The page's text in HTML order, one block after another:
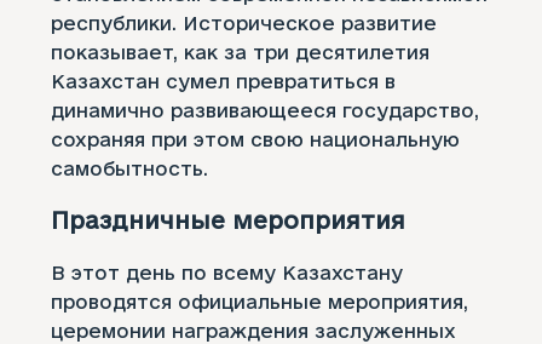
республики. Историческое развитие
показывает, как за три десятилетия
Казахстан сумел превратиться в
динамично развивающееся государство,
сохраняя при этом свою национальную
самобытность.
Праздничные мероприятия
В этот день по всему Казахстану
проводятся официальные мероприятия,
церемонии награждения заслуженных